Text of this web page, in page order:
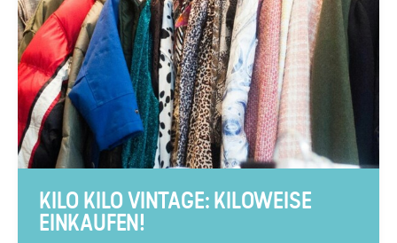
KILO KILO VINTAGE: KILOWEISE
EINKAUFEN!